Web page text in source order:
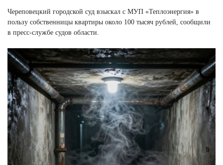
Череповецкий городской суд взыскал с МУП «Теплоэнергия» в
пользу собственницы квартиры около 100 тысяч рублей, сообщили
в пресс-службе судов области.